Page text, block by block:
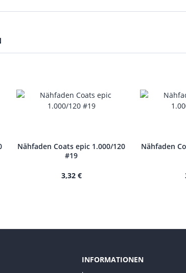
Nähfaden Coats epic 1.000/120
#19
3,32 €
Nähfaden
INFORMATIONEN